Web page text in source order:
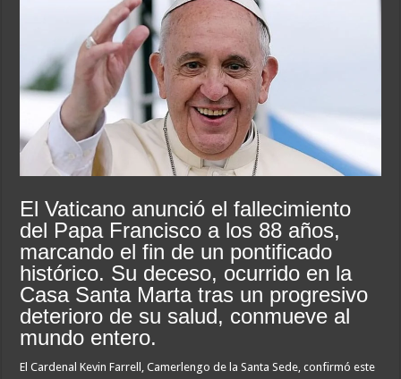
El Vaticano anunció el fallecimiento
del Papa Francisco a los 88 años,
marcando el fin de un pontificado
histórico. Su deceso, ocurrido en la
Casa Santa Marta tras un progresivo
deterioro de su salud, conmueve al
mundo entero.
El Cardenal Kevin Farrell, Camerlengo de la Santa Sede, confirmó este